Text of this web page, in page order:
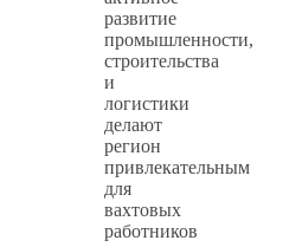
развитие
промышленности,
строительства
и
логистики
делают
регион
привлекательным
для
вахтовых
работников